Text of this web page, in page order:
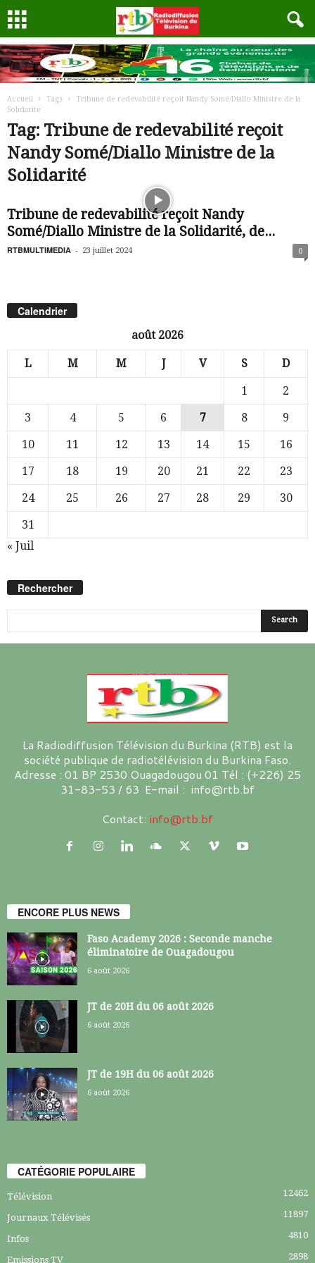
Accueil Tags
Tribune de redevabilité reçoit Nandy Somé/Diallo Ministre de la
Solidarité
Tag: Tribune de redevabilité reçoit
Nandy Somé/Diallo Ministre de la
Solidarité
Tribune de redevabilité reçoit Nandy
Somé/Diallo Ministre de la Solidarité, de...
RTBMULTIMEDIA - 23 juillet 2024 0
Calendrier
août 2026
L M M J V S D
1
2
3
4 5 6 7 8
9
10
11 12 13 14 15
16
17
18 19 20 21 22
23
24
25 26 27 28 29
30
31
« Juil
Rechercher
La Radiodiffusion Télévision du Burkina (RTB) est la
société publique de radiotélévision du Burkina Faso.
Adresse : 01 BP 2530 Ouagadougou 01 Tél : (+226) 25
31-83-53 / 63 E-mail : info@rtb.bf
Contact: info@rtb.bf
ENCORE PLUS NEWS
Faso Academy 2026 : Seconde manche
éliminatoire de Ouagadougou
6 août 2026
JT de 20H du 06 août 2026
6 août 2026
JT de 19H du 06 août 2026
6 août 2026
CATÉGORIE POPULAIRE
Télévision 12462
Journaux Télévisés 11897
Infos 4810
Emissions TV 2898